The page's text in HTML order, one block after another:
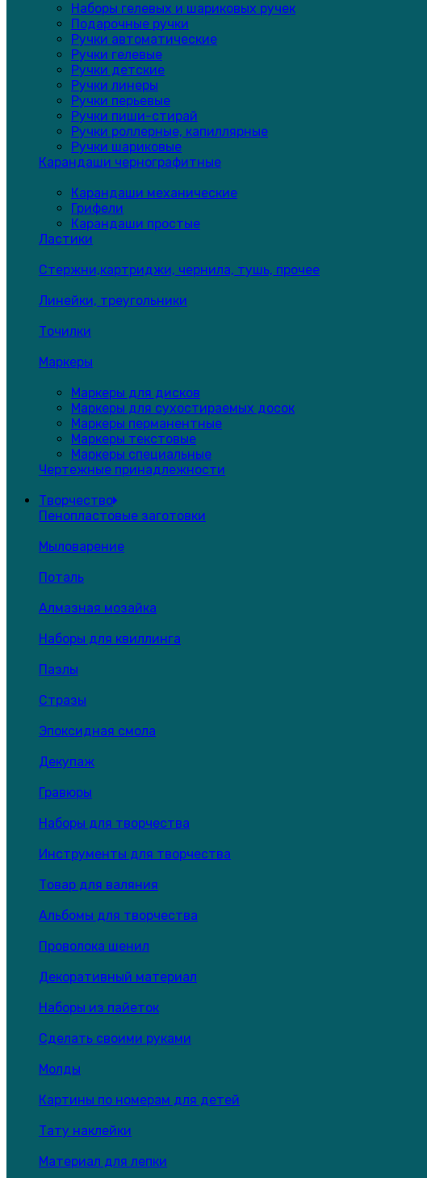
Наборы гелевых и шариковых ручек
Подарочные ручки
Ручки автоматические
Ручки гелевые
Ручки детские
Ручки линеры
Ручки перьевые
Ручки пиши-стирай
Ручки роллерные, капиллярные
Ручки шариковые
Карандаши чернографитные
Карандаши механические
Грифели
Карандаши простые
Ластики
Стержни,картриджи, чернила, тушь, прочее
Линейки, треугольники
Точилки
Маркеры
Маркеры для дисков
Маркеры для сухостираемых досок
Маркеры перманентные
Маркеры текстовые
Маркеры специальные
Чертежные принадлежности
Творчество
Пенопластовые заготовки
Мыловарение
Поталь
Алмазная мозайка
Наборы для квиллинга
Пазлы
Стразы
Эпоксидная смола
Декупаж
Гравюры
Наборы для творчества
Инструменты для творчества
Товар для валяния
Альбомы для творчества
Проволока шенил
Декоративный материал
Наборы из пайеток
Сделать своими руками
Молды
Картины по номерам для детей
Тату наклейки
Материал для лепки